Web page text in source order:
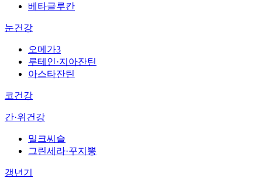
베타글루칸
눈건강
오메가3
루테인·지아잔틴
아스타잔틴
코건강
간·위건강
밀크씨슬
그린세라·꾸지뽕
갱년기